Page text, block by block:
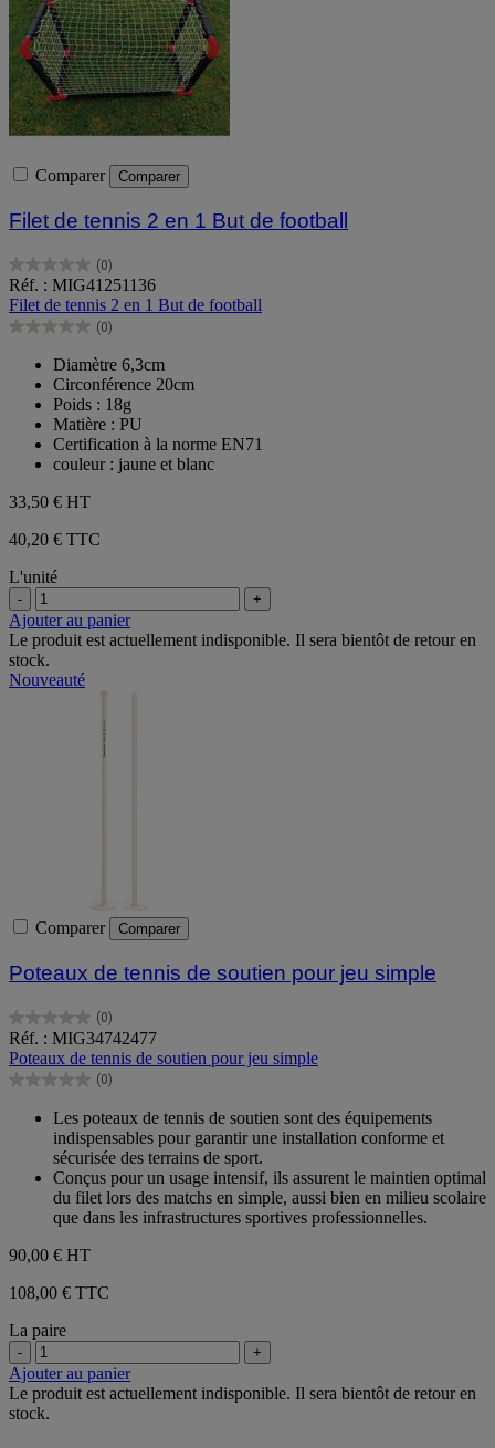
Comparer Comparer
Filet de tennis 2 en 1 But de football
(0)
0.0
sur
5
étoiles.
Réf. : MIG41251136
Filet de tennis 2 en 1 But de football
(0)
0.0
étoiles.
Diamètre 6,3cm
Circonférence 20cm
Poids : 18g
Matière : PU
Certification à la norme EN71
couleur : jaune et blanc
33,50 € HT
40,20 € TTC
L'unité
- +
Ajouter au panier
Le produit est actuellement indisponible. Il sera bientôt de retour en
stock.
Nouveauté
Comparer Comparer
Poteaux de tennis de soutien pour jeu simple
(0)
0.0
sur
5
étoiles.
Réf. : MIG34742477
Poteaux de tennis de soutien pour jeu simple
(0)
0.0
étoiles.
Les poteaux de tennis de soutien sont des équipements
indispensables pour garantir une installation conforme et
sécurisée des terrains de sport.
Conçus pour un usage intensif, ils assurent le maintien optimal
du filet lors des matchs en simple, aussi bien en milieu scolaire
que dans les infrastructures sportives professionnelles.
90,00 € HT
108,00 € TTC
La paire
- +
Ajouter au panier
Le produit est actuellement indisponible. Il sera bientôt de retour en
stock.